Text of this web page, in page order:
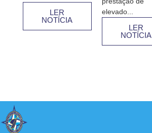
LER
NOTÍCIA
elevado...
LER
NOTÍCIA